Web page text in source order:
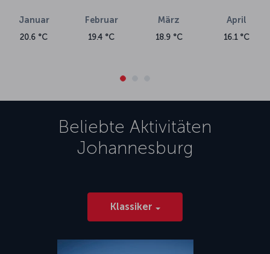
Januar
20.6 °C
Februar
19.4 °C
März
18.9 °C
April
16.1 °C
Beliebte Aktivitäten
Johannesburg
Klassiker